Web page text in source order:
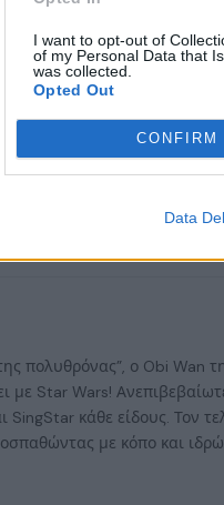
I want to opt-out of
of my Personal Data that
was collected.
Opted Out
CONFIRM
Data
Santa Monica Studios
πολυθρόνας”, ο Obi Wan
με Star Wars!
κάθε είδους. Τον
με κόπο και